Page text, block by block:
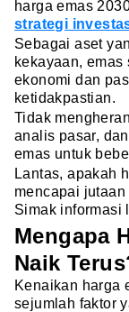
harga emas
strategi
Sebagai aset
kekayaan,
ekonomi dan
ketidakpastian.
Tidak
analis pasar,
emas untuk
Lantas, apakah
mencapai
Simak informasi
Mengapa
Naik
Kenaikan harga
sejumlah faktor